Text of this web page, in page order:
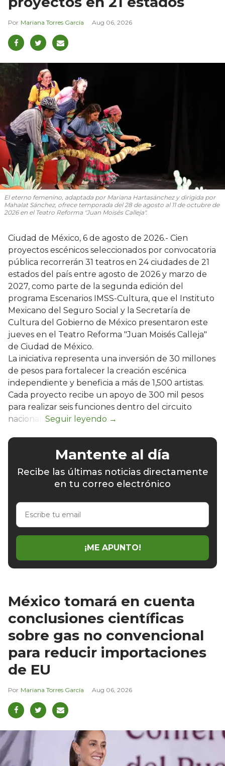
Mariana Torres García Aug 06, 2026
El eterno femenino , adaptada por Mariana Hartasánchez y dirigida por
Mahalat Sánchez, ofrece temporada del 28 de agosto al 11 de octubre de
2026 en el Teatro Reforma "Juan Moisés Calleja".
Ciudad de México, 6 de agosto de 2026.- Cien
proyectos escénicos seleccionados por convocatoria
pública recorrerán 31 teatros en 24 ciudades de 21
estados del país entre agosto de 2026 y marzo de
2027, como parte de la segunda edición del
programa Escenarios IMSS-Cultura, que el Instituto
Mexicano del Seguro Social y la Secretaría de
Cultura del Gobierno de México presentaron este
jueves en el Teatro Reforma "Juan Moisés Calleja"
de Ciudad de México.
La iniciativa representa una inversión de 30 millones
de pesos para fortalecer la creación escénica
independiente y beneficia a más de 1,500 artistas.
Cada proyecto recibe un apoyo de 300 mil pesos
para realizar seis funciones dentro del circuito
nacional.
Mantente al día
Recibe las últimas noticias directamente
en tu correo electrónico
Escribe
email
¡ME APUNTO!
México tomará en cuenta
conclusiones científicas
sobre gas no convencional
para reducir importaciones
de EU
Mariana Torres García Aug 06, 2026